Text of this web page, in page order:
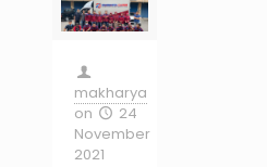
makharya
on
24
November
2021